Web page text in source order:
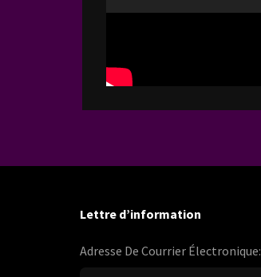
Lettre d’information
Adresse De Courrier Électronique: